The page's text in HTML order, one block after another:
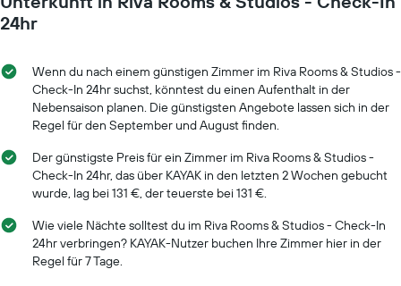
24hr
Wenn du nach einem günstigen Zimmer im Riva Rooms & Studios -
Check-In 24hr suchst, könntest du einen Aufenthalt in der
Nebensaison planen. Die günstigsten Angebote lassen sich in der
Regel für den September und August finden.
Der günstigste Preis für ein Zimmer im Riva Rooms & Studios -
Check-In 24hr, das über KAYAK in den letzten 2 Wochen gebucht
wurde, lag bei 131 €, der teuerste bei 131 €.
Wie viele Nächte solltest du im Riva Rooms & Studios - Check-In
24hr verbringen? KAYAK-Nutzer buchen Ihre Zimmer hier in der
Regel für 7 Tage.